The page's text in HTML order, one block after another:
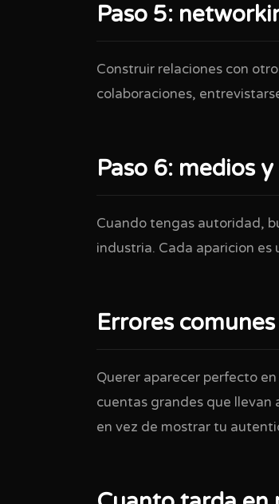
Paso 5:
Construir relaciones con
colaboraciones,
Paso 6: medios
Cuando tengas autoridad,
industria. Cada aparicion es
Errores comunes
Querer aparecer perfecto
cuentas grandes que llevan
en vez de mostrar tu